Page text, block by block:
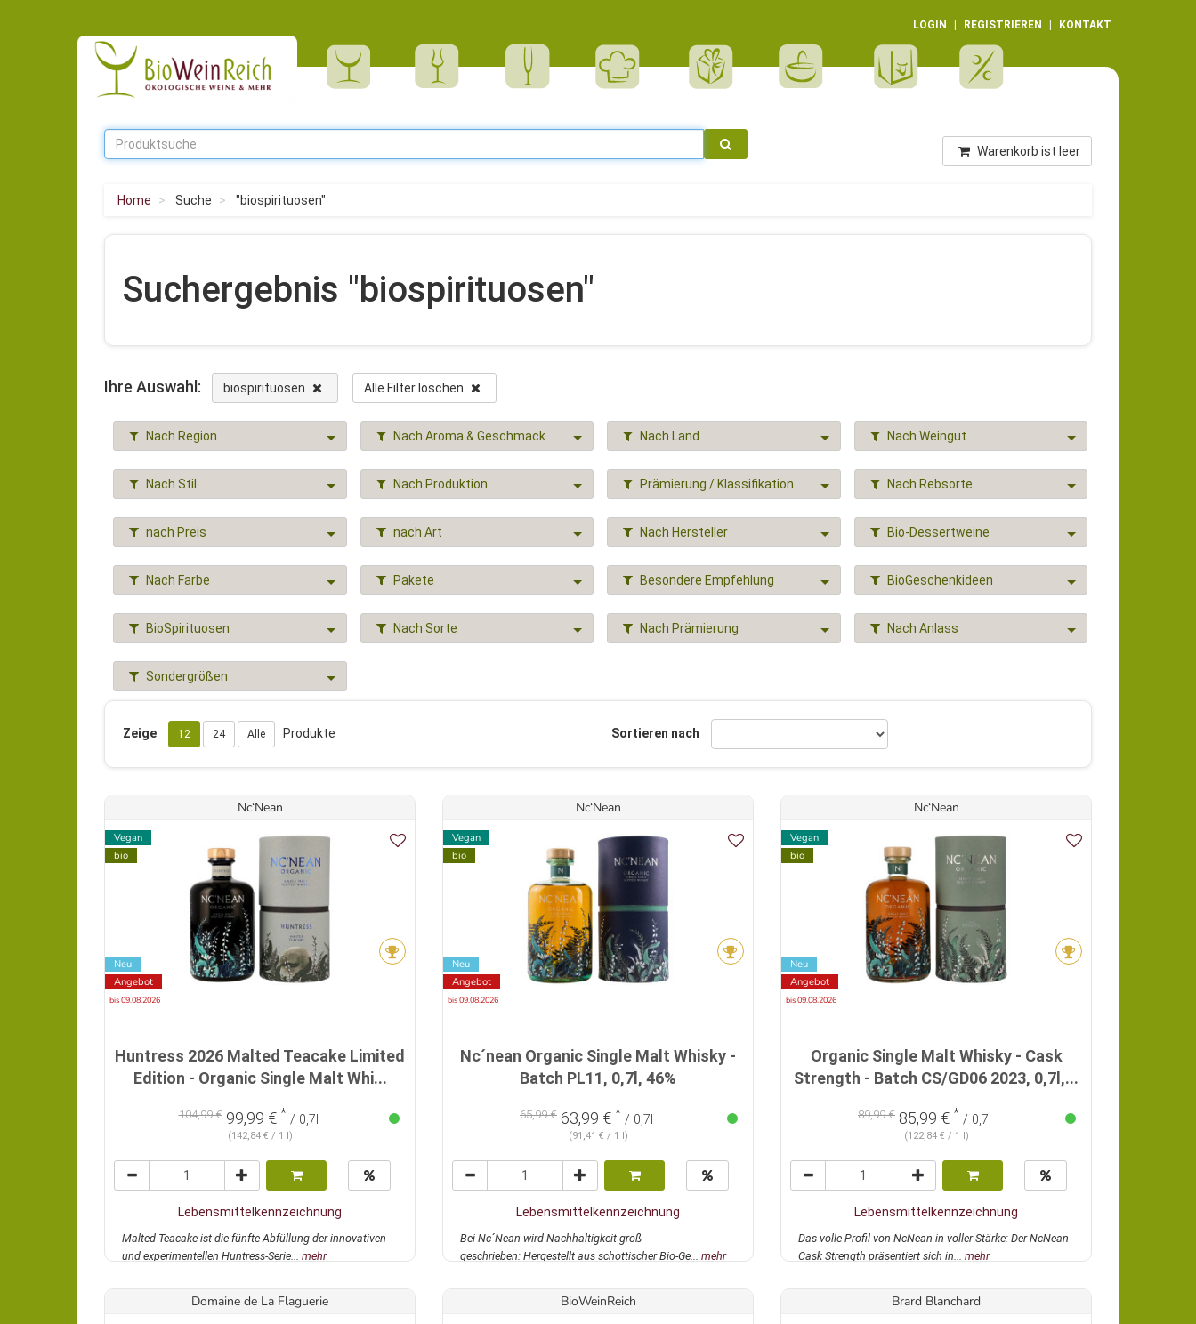
LOGIN REGISTRIEREN KONTAKT
Warenkorb ist leer
Home Suche "biospirituosen"
Suchergebnis "biospirituosen"
Ihre Auswahl: biospirituosen Alle Filter löschen
Nach Region Nach Aroma & Geschmack Nach Land Nach Weingut
Nach Stil Nach Produktion Prämierung / Klassifikation Nach Rebsorte
nach Preis nach Art Nach Hersteller Bio-Dessertweine
Nach Farbe Pakete Besondere Empfehlung BioGeschenkideen
BioSpirituosen Nach Sorte Nach Prämierung Nach Anlass
Sondergrößen
Zeige 12 24 Alle Produkte Sortieren nach
Nc‘Nean
Vegan
bio
Neu
Angebot
bis 09.08.2026
Huntress 2026 Malted Teacake Limited
Edition - Organic Single Malt Whi...
104,99 €99,99 € * / 0,7l
(142,84 € / 1 l)
Lebensmittelkennzeichnung
Malted Teacake ist die fünfte Abfüllung der innovativen
und experimentellen Huntress-Serie... mehr
Nc‘Nean
Vegan
bio
Neu
Angebot
bis 09.08.2026
Nc´nean Organic Single Malt Whisky -
Batch PL11, 0,7l, 46%
65,99 € 63,99 € * / 0,7l
(91,41 € / 1 l)
Lebensmittelkennzeichnung
Bei Nc´Nean wird Nachhaltigkeit groß
geschrieben: Hergestellt aus schottischer Bio-Ge... mehr
Nc‘Nean
Vegan
bio
Neu
Angebot
bis 09.08.2026
Organic Single Malt Whisky - Cask
Strength - Batch CS/GD06 2023, 0,7l,...
89,99 € 85,99 € * / 0,7l
(122,84 € / 1 l)
Lebensmittelkennzeichnung
Das volle Profil von NcNean in voller Stärke: Der NcNean
Cask Strength präsentiert sich in... mehr
Domaine de La Flaguerie BioWeinReich Brard Blanchard